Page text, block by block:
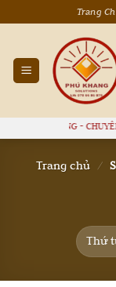
qua
dung
Trang
PHÚ KHANG -
Trang chủ /